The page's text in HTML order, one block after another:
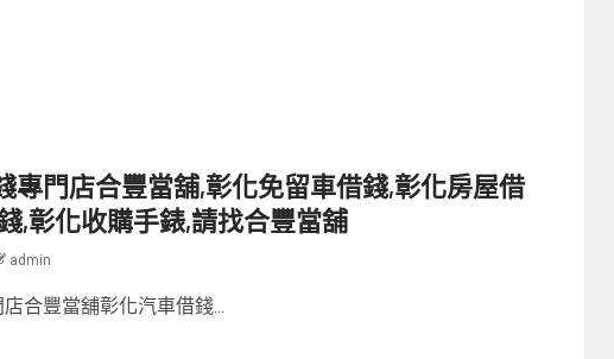
專門店合豐當舖,彰化免留車借錢,彰化房屋借
,彰化收購手錶,請找合豐當舖
admin
合豐當舖彰化汽車借錢...